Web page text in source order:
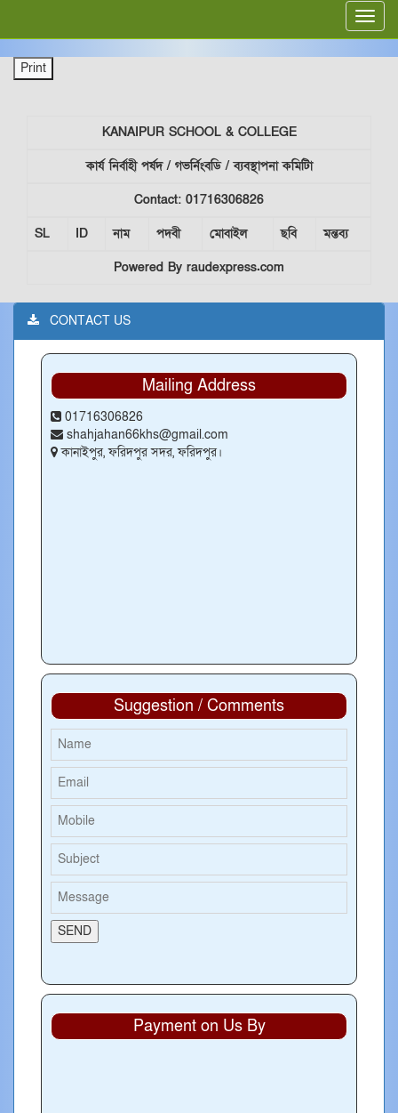
KANAIPUR SCHOOL & COLLEGE
কার্য নির্বাহী পর্ষদ / গভর্নিংবডি / ব্যবস্থাপনা কমিটিা
Contact: 01716306826
SL
ID নাম পদবী মোবাইল ছবি
মন্তব্য
Powered By raudexpress.com
CONTACT US
Mailing Address
01716306826
shahjahan66khs@gmail.com
কানাইপুর, ফরিদপুর সদর, ফরিদপুর।
Suggestion / Comments
Payment on Us By